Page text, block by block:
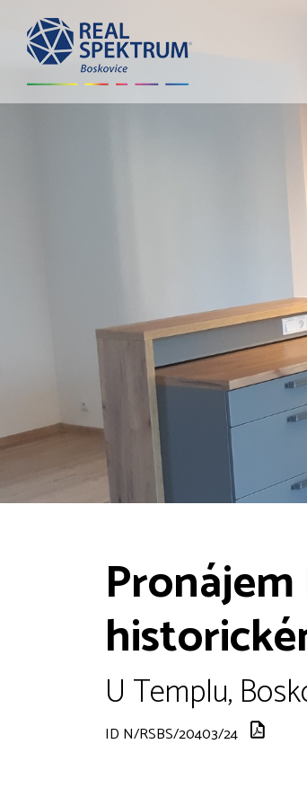
U Templu,
ID N/RSBS/20403/24